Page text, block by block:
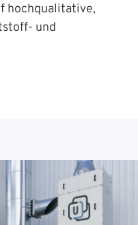
hochqualitative,
und